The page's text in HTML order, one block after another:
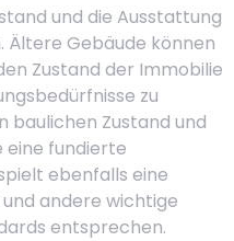
und die Ausstattung
Ältere Gebäude können
Zustand der Immobilie
zu
baulichen Zustand und
eine fundierte
ebenfalls eine
und andere wichtige
entsprechen.